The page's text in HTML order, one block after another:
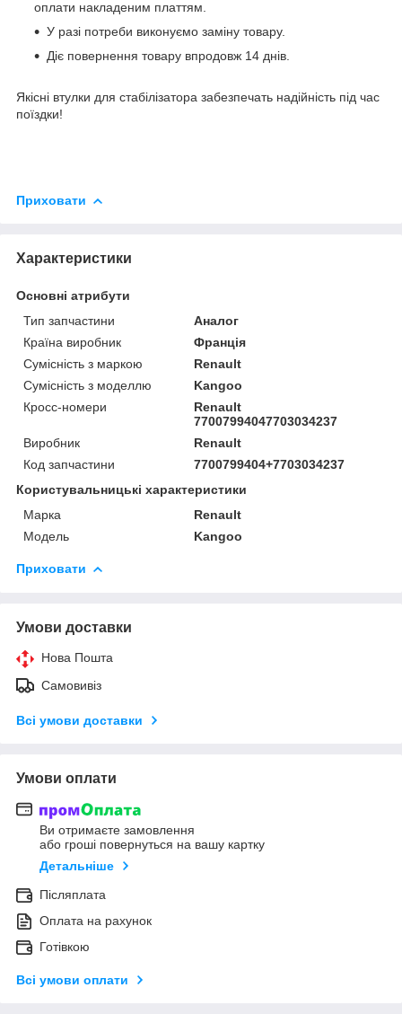
оплати накладеним платтям.
У разі потреби виконуємо заміну товару.
Діє повернення товару впродовж 14 днів.
Якісні втулки для стабілізатора забезпечать надійність під час
поїздки!
Приховати
Характеристики
Основні атрибути
Тип запчастини
Аналог
Країна виробник
Франція
Сумісність з маркою
Renault
Сумісність з моделлю
Kangoo
Кросс-номери
Renault
77007994047703034237
Виробник
Renault
Код запчастини
7700799404+7703034237
Користувальницькі характеристики
Марка
Renault
Модель
Kangoo
Приховати
Умови доставки
Нова Пошта
Самовивіз
Всі умови доставки
Умови оплати
Ви отримаєте замовлення
або гроші повернуться на вашу картку
Детальніше
Післяплата
Оплата на рахунок
Готівкою
Всі умови оплати